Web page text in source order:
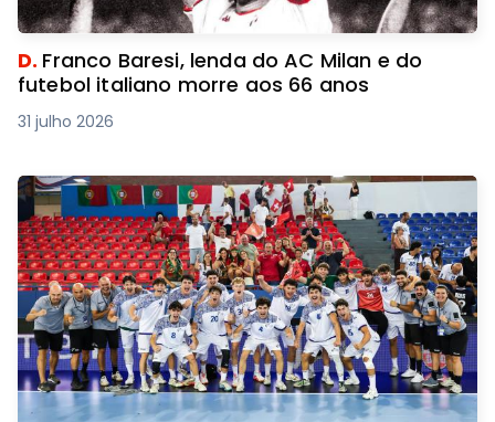
D. Franco Baresi, lenda do AC Milan e do
futebol italiano morre aos 66 anos
31 julho 2026